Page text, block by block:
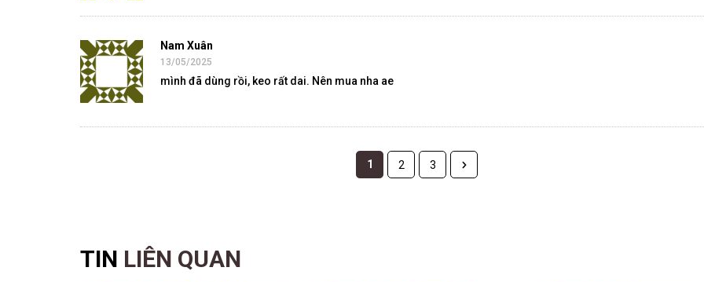
Nam Xuân
13/05/2025
mình đã dùng rồi, keo rất dai. Nên mua nha ae
1 2 3
TIN LIÊN QUAN